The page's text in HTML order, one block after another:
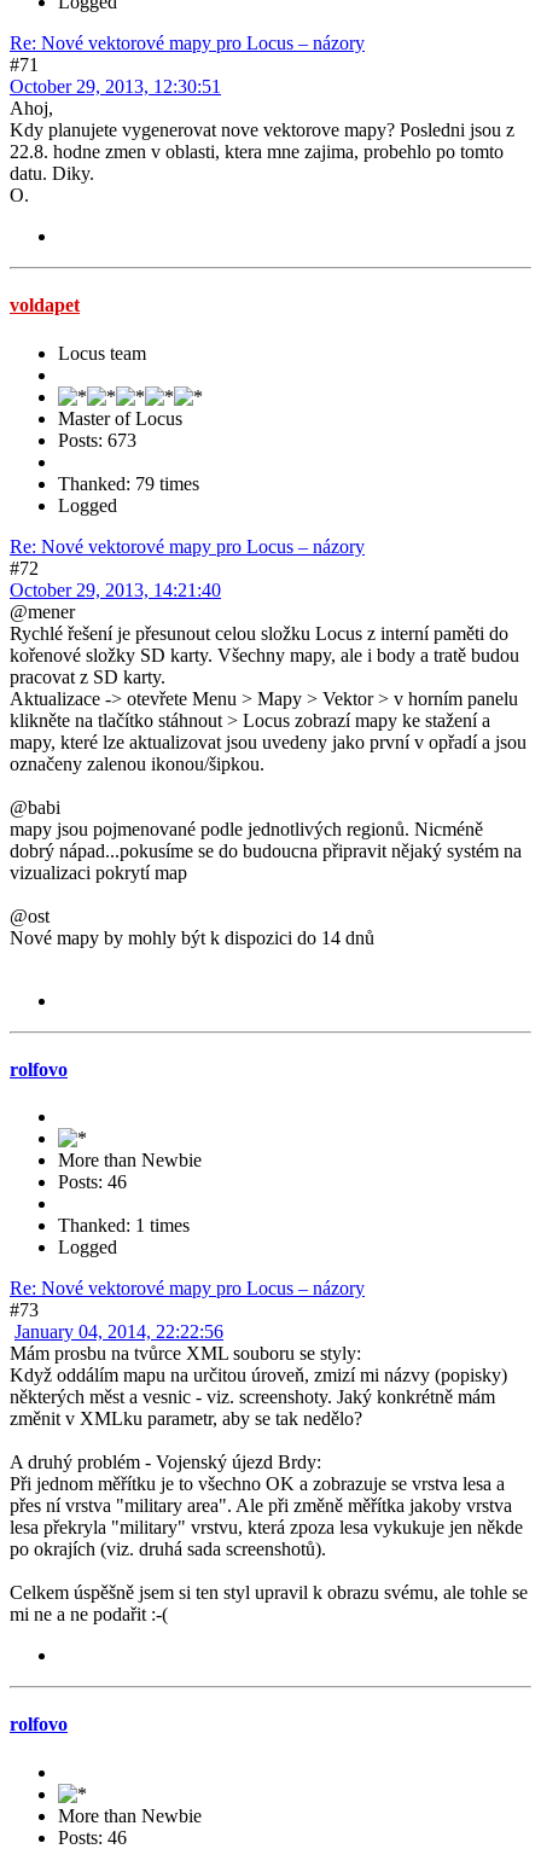
Re: Nové vektorové mapy pro Locus – názory
#71
October 29, 2013, 12:30:51
Ahoj,
Kdy planujete vygenerovat nove vektorove mapy? Posledni jsou z
22.8. hodne zmen v oblasti, ktera mne zajima, probehlo po tomto
datu. Diky.
O.
voldapet
Locus team
Master of Locus
Posts: 673
Thanked: 79 times
Logged
Re: Nové vektorové mapy pro Locus – názory
#72
October 29, 2013, 14:21:40
@mener
Rychlé řešení je přesunout celou složku Locus z interní paměti do
kořenové složky SD karty. Všechny mapy, ale i body a tratě budou
pracovat z SD karty.
Aktualizace -> otevřete Menu > Mapy > Vektor > v horním panelu
klikněte na tlačítko stáhnout > Locus zobrazí mapy ke stažení a
mapy, které lze aktualizovat jsou uvedeny jako první v opřadí a jsou
označeny zalenou ikonou/šipkou.
@babi
mapy jsou pojmenované podle jednotlivých regionů. Nicméně
dobrý nápad...pokusíme se do budoucna připravit nějaký systém na
vizualizaci pokrytí map
@ost
Nové mapy by mohly být k dispozici do 14 dnů
rolfovo
More than Newbie
Posts: 46
Thanked: 1 times
Logged
Re: Nové vektorové mapy pro Locus – názory
#73
January 04, 2014, 22:22:56
Mám prosbu na tvůrce XML souboru se styly:
Když oddálím mapu na určitou úroveň, zmizí mi názvy (popisky)
některých měst a vesnic - viz. screenshoty. Jaký konkrétně mám
změnit v XMLku parametr, aby se tak nedělo?
A druhý problém - Vojenský újezd Brdy:
Při jednom měřítku je to všechno OK a zobrazuje se vrstva lesa a
přes ní vrstva "military area". Ale při změně měřítka jakoby vrstva
lesa překryla "military" vrstvu, která zpoza lesa vykukuje jen někde
po okrajích (viz. druhá sada screenshotů).
Celkem úspěšně jsem si ten styl upravil k obrazu svému, ale tohle se
mi ne a ne podařit :-(
rolfovo
More than Newbie
Posts: 46